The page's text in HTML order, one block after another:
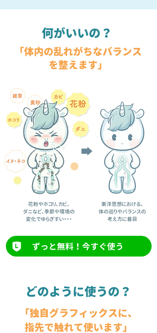
何がいいの？
「体内の乱れがちなバランス
を整えます」
ずっと無料！今すぐ使う
どのように使うの？
「独自グラフィックスに、
指先で触れて使います」